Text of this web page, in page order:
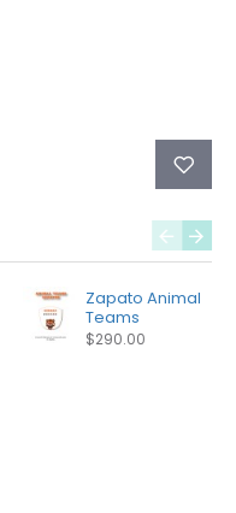
Zapato Animal
Teams
$290.00